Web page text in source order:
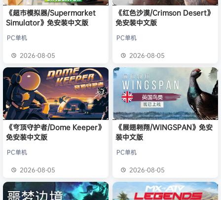
《超市模拟器/Supermarket
Simulator》免安装中文版
PC单机
2026-08-05
《红色沙漠/Crimson Desert》
免安装中文版
PC单机
2026-08-05
《穹顶守护者/Dome Keeper》
免安装中文版
PC单机
2026-08-05
《展翅翱翔/WINGSPAN》免安
装中文版
PC单机
2026-08-05